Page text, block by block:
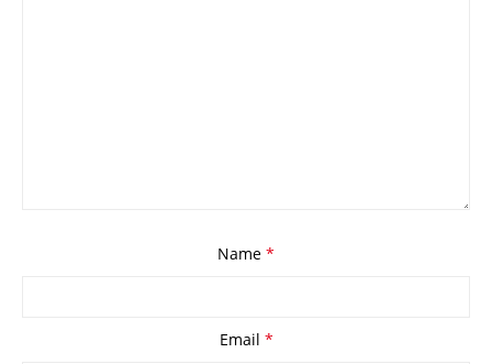
Name *
Email *